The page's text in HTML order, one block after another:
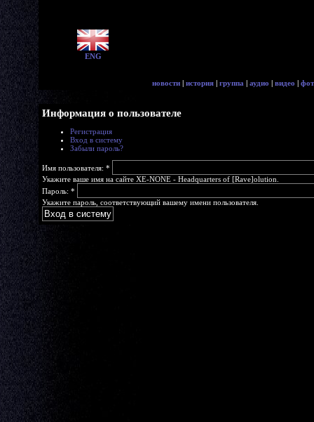
ENG
новости | история | группа | аудио | видео |
Информация о пользователе
Регистрация
Вход в систему
Забыли пароль?
Имя пользователя: *
Укажите ваше имя на сайте XE-NONE - Headquarters of [Rave]olution.
Пароль: *
Укажите пароль, соответствующий вашему имени пользователя.